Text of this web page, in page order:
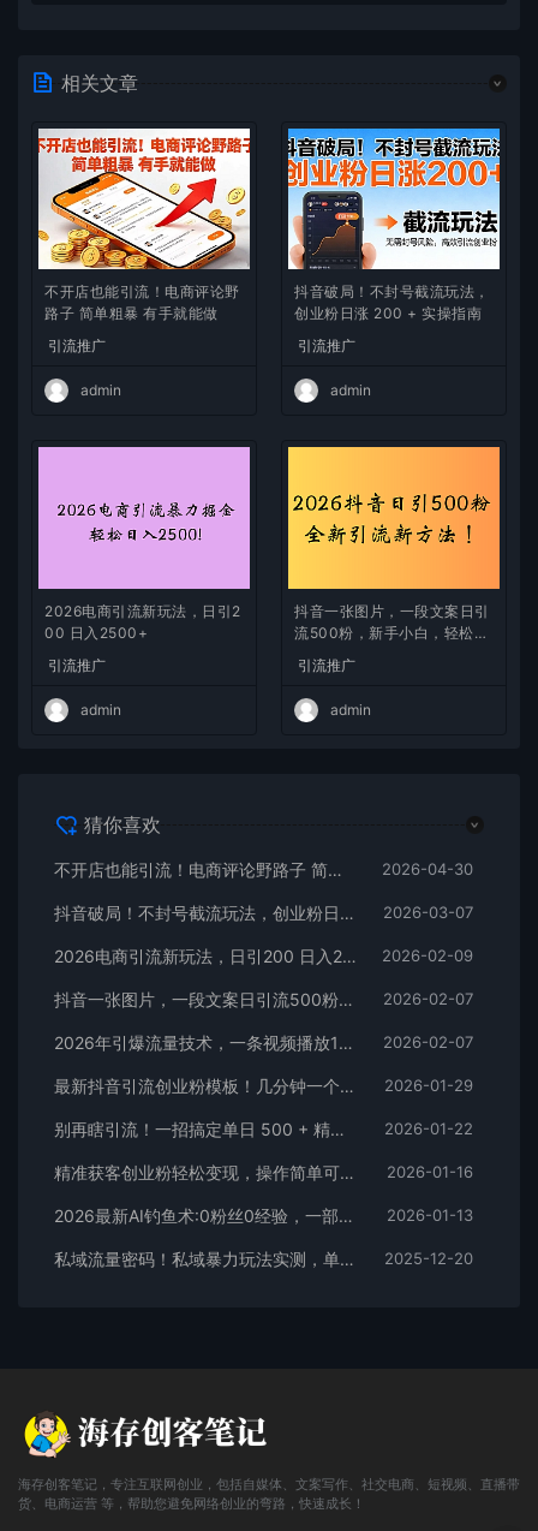
相关文章
不开店也能引流！电商评论野
路子 简单粗暴 有手就能做
引流推广
admin
抖音破局！不封号截流玩法，
创业粉日涨 200 + 实操指南
引流推广
admin
2026电商引流新玩法，日引2
00 日入2500+
引流推广
admin
抖音一张图片，一段文案日引
流500粉，新手小白，轻松上
引流推广
admin
猜你喜欢
不开店也能引流！电商评论野路子 简单粗暴 有手就能做 2026-04-30
抖音破局！不封号截流玩法，创业粉日涨 200 + 实操指南 2026-03-07
2026电商引流新玩法，日引200 日入2500+ 2026-02-09
抖音一张图片，一段文案日引流500粉，新手小白，轻松上手 2026-02-07
2026年引爆流量技术，一条视频播放100W＋，无脑发，小白轻松上手 2026-02-07
最新抖音引流创业粉模板！几分钟一个视频，非常暴力，小白直接可上手操作！ 2026-01-29
别再瞎引流！一招搞定单日 500 + 精准粉，微信直接爆仓 2026-01-22
精准获客创业粉轻松变现，操作简单可放大，单日轻松3000+ 2026-01-16
2026最新AI钓鱼术:0粉丝0经验，一部手机就能开启赚钱模式 2026-01-13
私域流量密码！私域暴力玩法实测，单日 500 + 精准粉直接加满 2025-12-20
海存创客笔记，专注互联网创业，包括自媒体、文案写作、社交电商、短视频、直播带
货、电商运营 等，帮助您避免网络创业的弯路，快速成长！